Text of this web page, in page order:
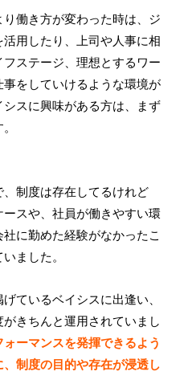
働き方が変わった時は、ジ
用したり、上司や人事に相
ステージ、理想とするワー
をしていけるような環境が
スに興味がある方は、まず
制度は存在してるけれど
スや、社員が働きやすい環
に勤めた経験がなかったこ
ました。
ているベイシスに出逢い、
きちんと運用されていまし
ーマンスを発揮できるよう
制度の目的や存在が浸透し